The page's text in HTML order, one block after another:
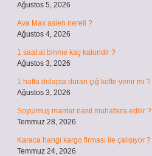
Ağustos 5, 2026
Ava Max aslen nereli ?
Ağustos 4, 2026
1 saat at binme kaç kaloridir ?
Ağustos 3, 2026
1 hafta dolapta duran çiğ köfte yenir mi ?
Ağustos 3, 2026
Soyulmuş mantar nasıl muhafaza edilir ?
Temmuz 28, 2026
Karaca hangi kargo firması ile çalışıyor ?
Temmuz 24, 2026